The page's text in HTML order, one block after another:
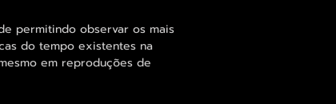
permitindo observar os mais
do tempo existentes na
em reproduções de